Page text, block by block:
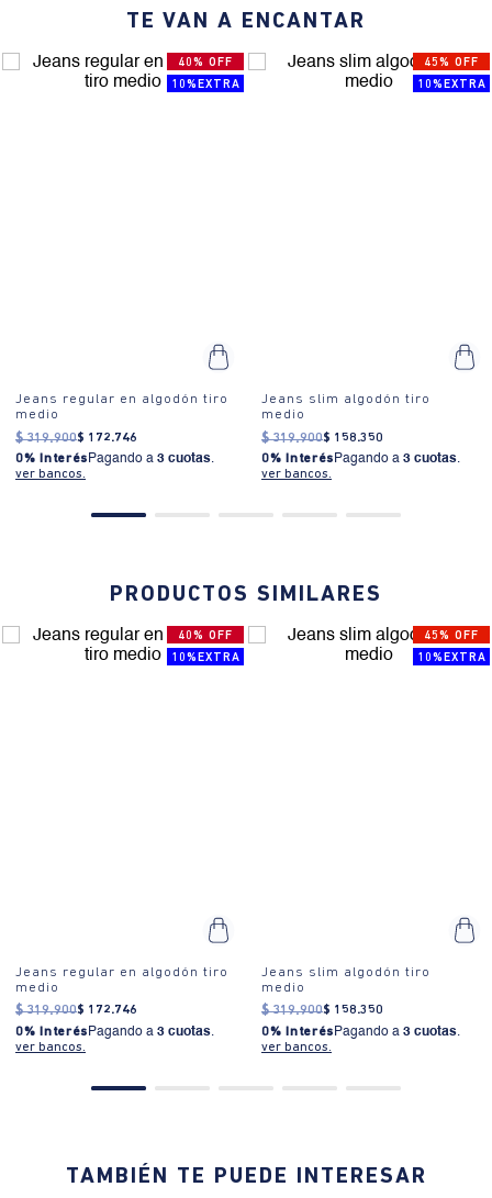
¿Cómo se usa?:El fit slim es ideal para ocasiones casuales y semi-
TE VAN A ENCANTAR
40% OFF
10%EXTRA
Jeans regular en algodón tiro
medio
$ 319.900$ 172.746
0% Interés Pagando a 3 cuotas.
ver bancos.
45% OFF
10%EXTRA
Jeans slim algodón tiro
medio
$ 319.900$ 158.350
0% Interés Pagando a 3 cuotas.
ver bancos.
PRODUCTOS SIMILARES
40% OFF
10%EXTRA
Jeans regular en algodón tiro
medio
$ 319.900$ 172.746
0% Interés Pagando a 3 cuotas.
ver bancos.
45% OFF
10%EXTRA
Jeans slim algodón tiro
medio
$ 319.900$ 158.350
0% Interés Pagando a 3 cuotas.
ver bancos.
TAMBIÉN TE PUEDE INTERESAR